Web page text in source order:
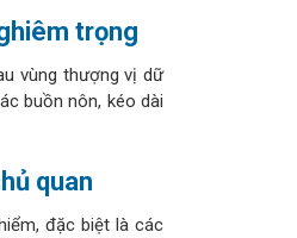
trọng
vùng thượng vị dữ
buồn nôn, kéo dài
quan
đặc biệt là các